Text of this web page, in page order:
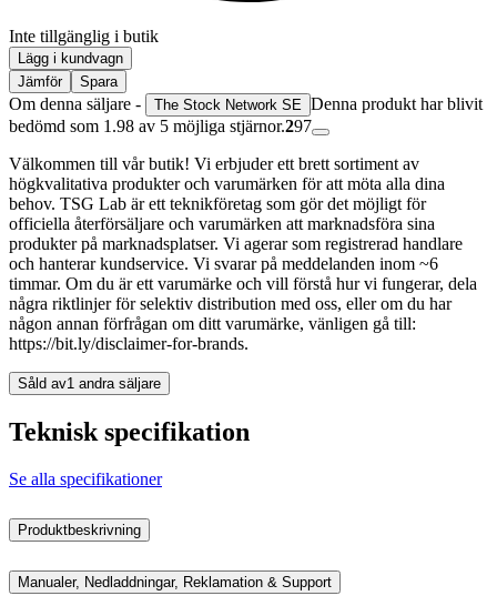
Inte tillgänglig i butik
Lägg i kundvagn
Jämför
Spara
Om denna säljare - The Stock Network SE Denna produkt har blivit
bedömd som 1.98 av 5 möjliga stjärnor.297
Välkommen till vår butik! Vi erbjuder ett brett sortiment av
högkvalitativa produkter och varumärken för att möta alla dina
behov. TSG Lab är ett teknikföretag som gör det möjligt för
officiella återförsäljare och varumärken att marknadsföra sina
produkter på marknadsplatser. Vi agerar som registrerad handlare
och hanterar kundservice. Vi svarar på meddelanden inom ~6
timmar. Om du är ett varumärke och vill förstå hur vi fungerar, dela
några riktlinjer för selektiv distribution med oss, eller om du har
någon annan förfrågan om ditt varumärke, vänligen gå till:
https://bit.ly/disclaimer-for-brands.
Såld av1 andra säljare
Teknisk specifikation
Se alla specifikationer
Produktbeskrivning
Manualer, Nedladdningar, Reklamation & Support